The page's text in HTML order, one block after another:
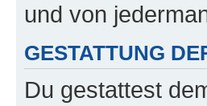
und von
GESTATTUNG
Du gestattest